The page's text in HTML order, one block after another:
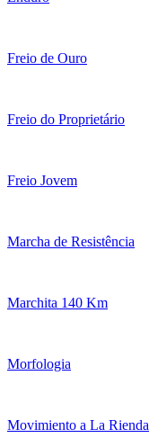
Freio de Ouro
Freio do Proprietário
Freio Jovem
Marcha de Resistência
Marchita 140 Km
Morfologia
Movimiento a La Rienda